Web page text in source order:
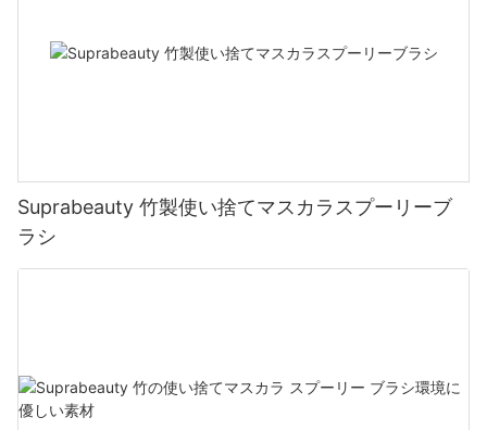
Suprabeauty 竹製使い捨てマスカラスプーリーブ
ラシ